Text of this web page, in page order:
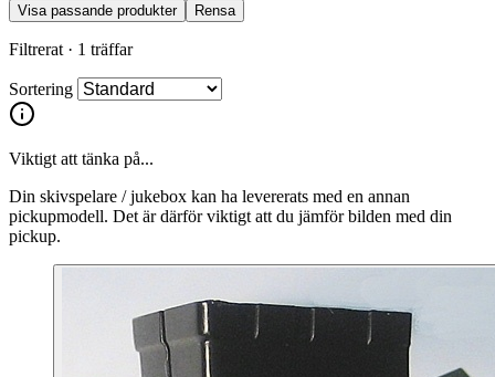
Visa passande produkter Rensa
Filtrerat · 1 träffar
Sortering
Viktigt att tänka på...
Din skivspelare / jukebox kan ha levererats med en annan
pickupmodell. Det är därför viktigt att du jämför bilden med din
pickup.